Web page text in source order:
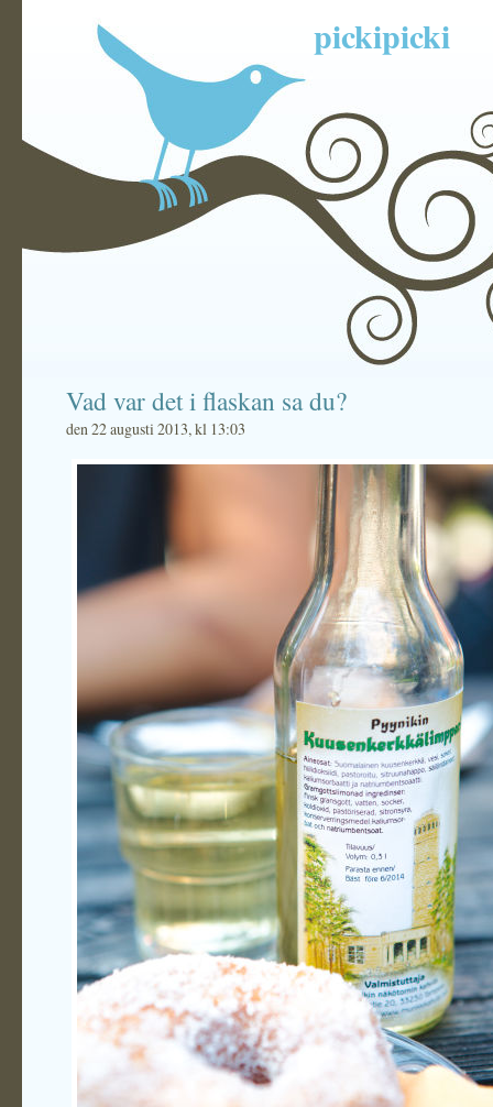
pickipicki
Vad var det i flaskan sa du?
den 22 augusti 2013, kl 13:03